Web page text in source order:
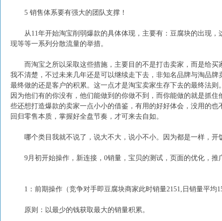
5 销售体系要有强大的团队支撑！
从11年开始淘宝削弱爆款的具体体现，主要有：豆腐块的出现，
现等等一系列分散流量的举措。
而淘宝之所以采取这些措施，主要目的不是打击卖家，而是给买
我不清楚，不过未来几年还是可以继续走下去，非知名品牌与淘品
最终做的还是客户的积累。这一点才是淘宝卖家生存下去的最终法
因为他们有的你没有，他们能做到的你做不到，而你能做的就是抓
些还想打造爆款的卖家一点小小的借鉴，有用的好好体会，没用的
回归零售本质，掌握好全盘节奏，才可来去自如。
哪个类目我就不说了，说大不大，说小不小。因为都是一样，开
9月初开始操作，新连接，0销量，宝贝的测试，页面的优化，推
1：前期操作（竞争对手即豆腐块商家此时销量2151,日销量平均
原则：以最少的钱获取最大的销量积累。